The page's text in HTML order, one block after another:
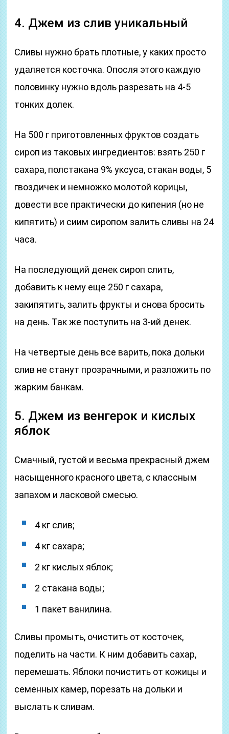
4. Джем из слив уникальный
Сливы нужно брать плотные, у каких просто
удаляется косточка. Опосля этого каждую
половинку нужно вдоль разрезать на 4-5
тонких долек.
На 500 г приготовленных фруктов создать
сироп из таковых ингредиентов: взять 250 г
сахара, полстакана 9% уксуса, стакан воды, 5
гвоздичек и немножко молотой корицы,
довести все практически до кипения (но не
кипятить) и сиим сиропом залить сливы на 24
часа.
На последующий денек сироп слить,
добавить к нему еще 250 г сахара,
закипятить, залить фрукты и снова бросить
на день. Так же поступить на 3-ий денек.
На четвертые день все варить, пока дольки
слив не станут прозрачными, и разложить по
жарким банкам.
5. Джем из венгерок и кислых
яблок
Смачный, густой и весьма прекрасный джем
насыщенного красного цвета, с классным
запахом и ласковой смесью.
4 кг слив;
4 кг сахара;
2 кг кислых яблок;
2 стакана воды;
1 пакет ванилина.
Сливы промыть, очистить от косточек,
поделить на части. К ним добавить сахар,
перемешать. Яблоки почистить от кожицы и
семенных камер, порезать на дольки и
выслать к сливам.